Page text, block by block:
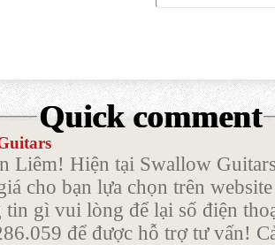
Quick comment
Liêm! Hiện tại Swallow
cho bạn lựa chọn trên
tin gì vui lòng để lại số điện
để được hỗ trợ tư vấn!